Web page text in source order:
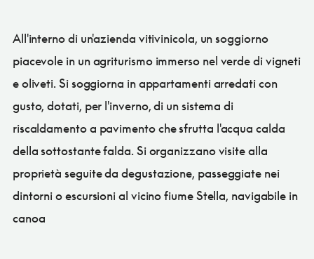
All'interno di un'azienda vitivinicola, un soggiorno
piacevole in un agriturismo immerso nel verde di vigneti
e oliveti. Si soggiorna in appartamenti arredati con
gusto, dotati, per l'inverno, di un sistema di
riscaldamento a pavimento che sfrutta l'acqua calda
della sottostante falda. Si organizzano visite alla
proprietà seguite da degustazione, passeggiate nei
dintorni o escursioni al vicino fiume Stella, navigabile in
canoa